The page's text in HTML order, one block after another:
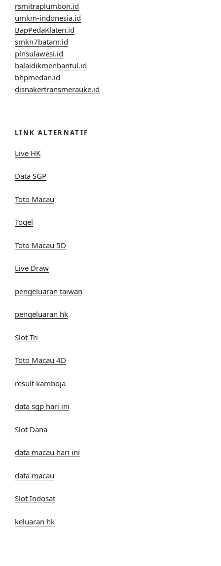
rsmitraplumbon.id
umkm-indonesia.id
BapPedaKlaten.id
smkn7batam.id
plnsulawesi.id
balaidikmenbantul.id
bhpmedan.id
disnakertransmerauke.id
LINK ALTERNATIF
Live HK
Data SGP
Toto Macau
Togel
Toto Macau 5D
Live Draw
pengeluaran taiwan
pengeluaran hk
Slot Tri
Toto Macau 4D
result kamboja
data sgp hari ini
Slot Dana
data macau hari ini
data macau
Slot Indosat
keluaran hk